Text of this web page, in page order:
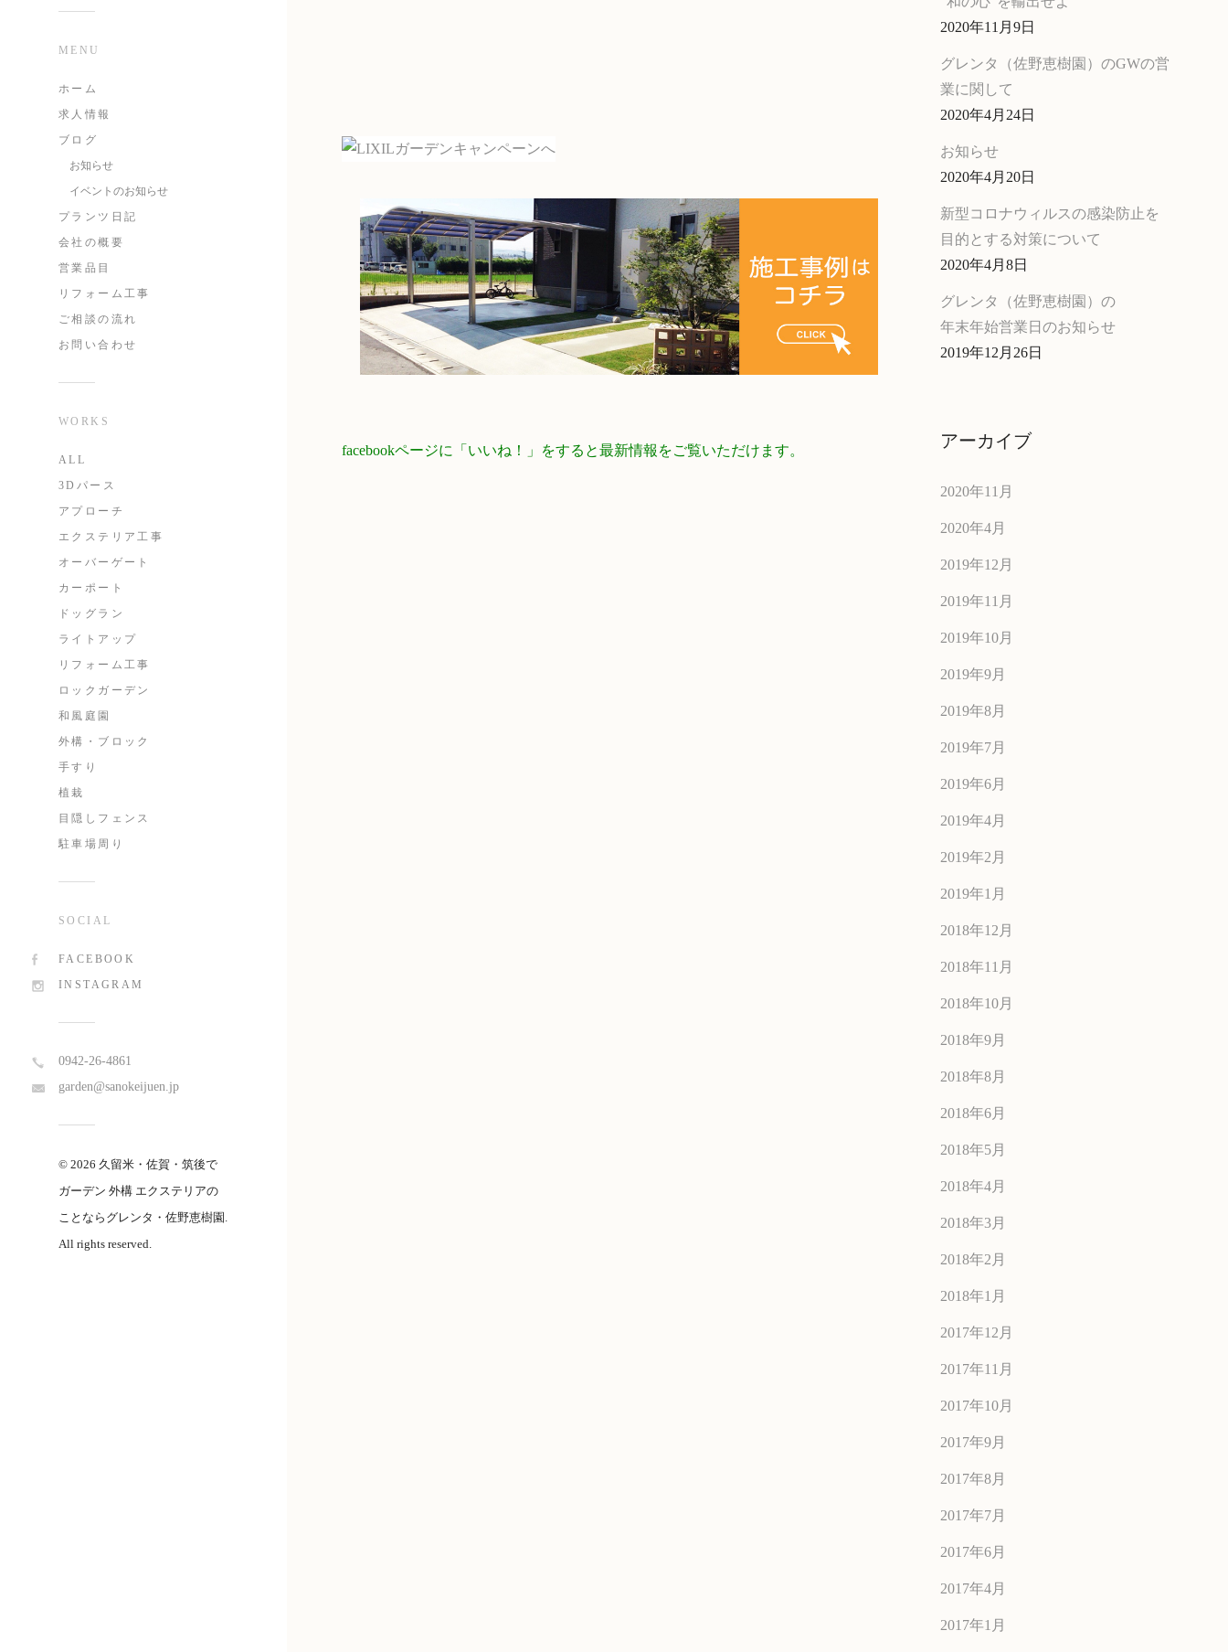
MENU
ホーム
求人情報
ブログ
お知らせ
イベントのお知らせ
プランツ日記
会社の概要
営業品目
リフォーム工事
ご相談の流れ
お問い合わせ
WORKS
ALL
3Dパース
アプローチ
エクステリア工事
オーバーゲート
カーポート
ドッグラン
ライトアップ
リフォーム工事
ロックガーデン
和風庭園
外構・ブロック
手すり
植栽
目隠しフェンス
駐車場周り
SOCIAL
FACEBOOK
INSTAGRAM
0942-26-4861
garden@sanokeijuen.jp
© 2026 久留米・佐賀・筑後で
ガーデン 外構 エクステリアの
ことならグレンタ・佐野恵樹園.
All rights reserved.
facebookページに「いいね！」をすると最新情報をご覧いただけます。
2020年11月9日
グレンタ（佐野恵樹園）のGWの営
業に関して
2020年4月24日
お知らせ
2020年4月20日
新型コロナウィルスの感染防止を
目的とする対策について
2020年4月8日
グレンタ（佐野恵樹園）の
年末年始営業日のお知らせ
2019年12月26日
アーカイブ
2020年11月
2020年4月
2019年12月
2019年11月
2019年10月
2019年9月
2019年8月
2019年7月
2019年6月
2019年4月
2019年2月
2019年1月
2018年12月
2018年11月
2018年10月
2018年9月
2018年8月
2018年6月
2018年5月
2018年4月
2018年3月
2018年2月
2018年1月
2017年12月
2017年11月
2017年10月
2017年9月
2017年8月
2017年7月
2017年6月
2017年4月
2017年1月